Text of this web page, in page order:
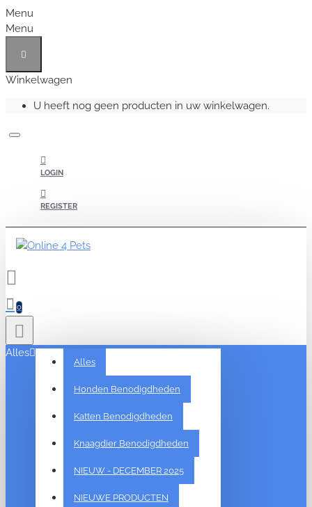
Menu
Menu
Winkelwagen
U heeft nog geen producten in uw winkelwagen.
LOGIN
REGISTER
0
Alles
Alles
Honden Benodigdheden
Katten Benodigdheden
Knaagdier Benodigdheden
NIEUW - DECEMBER 2025
NIEUWE PRODUCTEN